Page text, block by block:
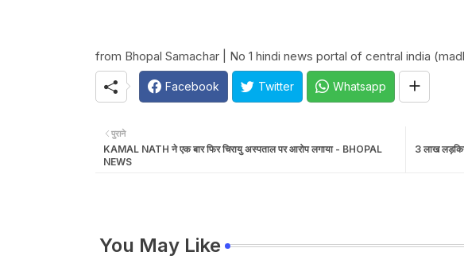
from Bhopal Samachar | No 1 hindi news portal of central india
Facebook Twitter Whatsapp
3 लाख
पुराने
KAMAL NATH ने एक बार फिर चिरायु अस्पताल पर आरोप लगाया - BHOPAL
NEWS
You May Like